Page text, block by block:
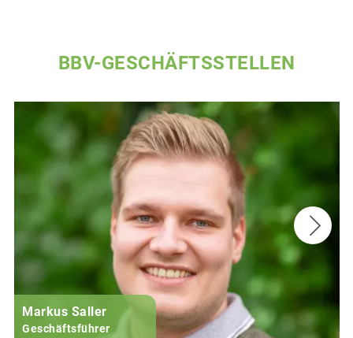
BBV-GESCHÄFTSSTELLEN
Markus Saller
Geschäftsführer